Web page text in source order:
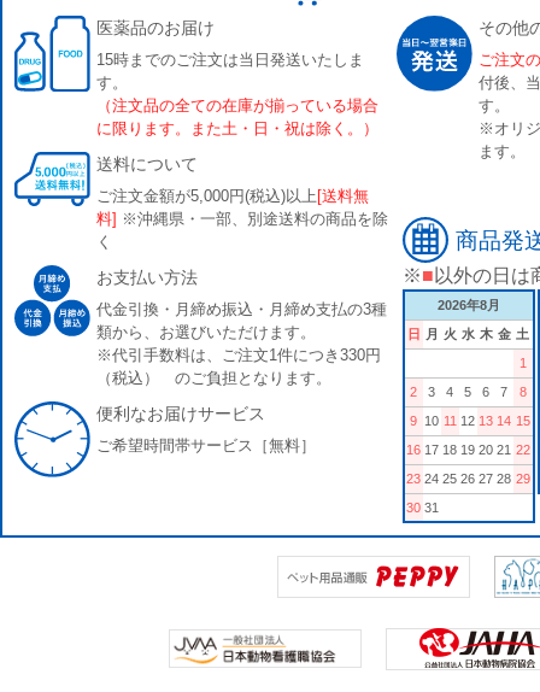
医薬品のお届け
15時までのご注文は当日発送いたしま
す。
（注文品の全ての在庫が揃っている場合
に限ります。また土・日・祝は除く。）
送料について
ご注文金額が5,000円(税込)以上 [送料無
料] ※沖縄県・一部、別途送料の商品を除
く
お支払い方法
代金引換・月締め振込・月締め支払の3種
類から、お選びいただけます。
※代引手数料は、ご注文1件につき330円
（税込） のご負担となります。
便利なお届けサービス
ご希望時間帯サービス［無料］
その他
ご注文
付後、
す。
※オリ
ます。
商品発
※■ 以外の日は
2026年8月
日
月 火 水 木 金 土
1
2
3 4 5 6 7
8
9 10 11 12 13 14 15
16 17 18 19 20 21 22
23 24 25 26 27 28 29
30 31